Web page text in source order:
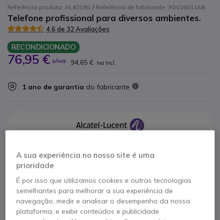
Referência produto: AL4019G // Referência de fabricante: 3GV26011AB
Telefone profissional para diversos ambientes.
4.6 de 32 Avaliações
RECONDICIONADO
76,95 € s/iva 94,65 € Iva Incl.
1 ano de garantia do fabricante
Características principais
Ecrã preto e branco com 1 linha de 20 caracteres
6 teclas de função personalizáveiscom LED
Modo altifalante para conferências e reuniões
Funções telefónicas clássicas paraprodutividade
Tecla de navegação intuitiva
Mostrar mais
A sua experiência no nosso site é uma
prioridade
É por isso que utilizamos cookies e outras tecnologias
semelhantes para melhorar a sua experiência de
navegação, medir e analisar o desempenho da nossa
plataforma, e exibir conteúdos e publicidade